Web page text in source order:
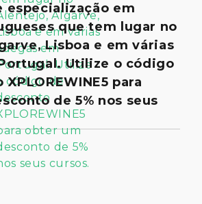
especialização em
que tem lugar no
Lisboa e em várias
Utilize o código
para
de 5% nos seus